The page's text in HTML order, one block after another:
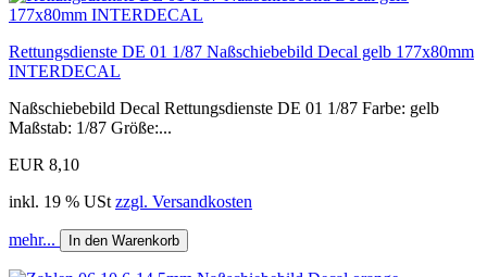
Rettungsdienste DE 01 1/87 Naßschiebebild Decal gelb 177x80mm
INTERDECAL
Naßschiebebild Decal Rettungsdienste DE 01 1/87 Farbe: gelb
Maßstab: 1/87 Größe:...
EUR 8,10
inkl. 19 % USt zzgl. Versandkosten
mehr... In den Warenkorb